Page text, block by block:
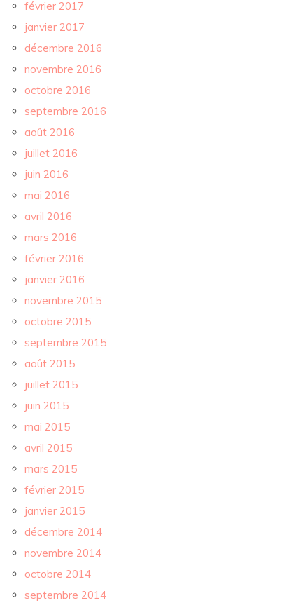
février 2017
janvier 2017
décembre 2016
novembre 2016
octobre 2016
septembre 2016
août 2016
juillet 2016
juin 2016
mai 2016
avril 2016
mars 2016
février 2016
janvier 2016
novembre 2015
octobre 2015
septembre 2015
août 2015
juillet 2015
juin 2015
mai 2015
avril 2015
mars 2015
février 2015
janvier 2015
décembre 2014
novembre 2014
octobre 2014
septembre 2014